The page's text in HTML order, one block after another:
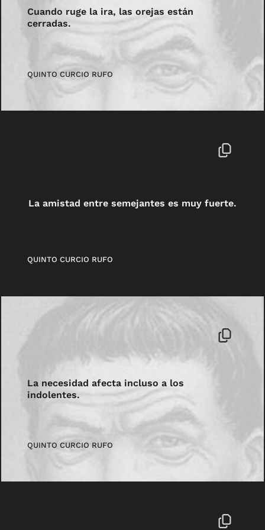
Cuando ruge la ira, las orejas están
cerradas.
QUINTO CURCIO RUFO
La amistad entre semejantes es muy fuerte.
QUINTO CURCIO RUFO
La necesidad afecta incluso a los
indolentes.
QUINTO CURCIO RUFO